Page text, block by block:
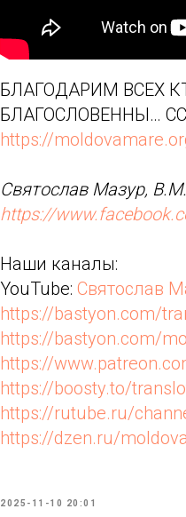
БЛАГОДАРИМ ВСЕХ
БЛАГОСЛОВЕННЫ…
https://
Святослав Мазур,
https://
Наши каналы:
YouTube: Святослав
https://bastyon.com/
https://bastyon.com/
https://
https://boosty.to/
https://rutube.ru/
https://dzen.ru/
2025-11-10 20:01